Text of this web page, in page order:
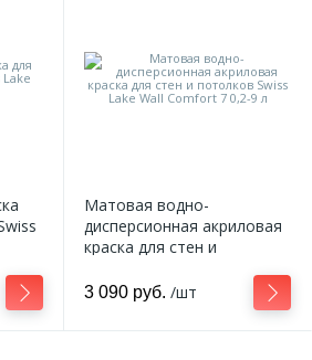
Матовая водно-
дисперсионная акриловая
краска для стен и
Comfort 7 0,2-9 л
3 090 руб. /шт